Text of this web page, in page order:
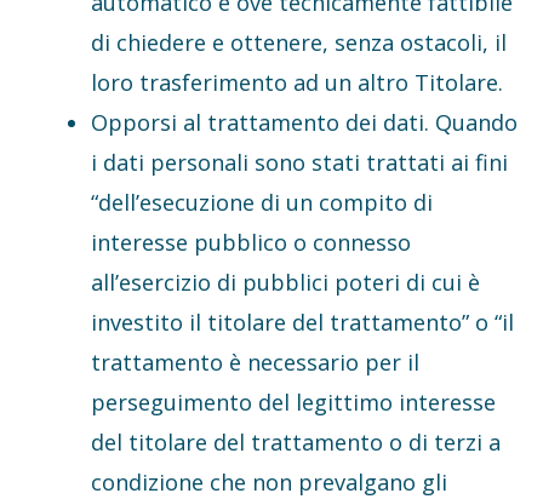
di chiedere e ottenere, senza ostacoli, il
loro trasferimento ad un altro Titolare.
Opporsi al trattamento dei dati. Quando
i dati personali sono stati trattati ai fini
“dell’esecuzione di un compito di
interesse pubblico o connesso
all’esercizio di pubblici poteri di cui è
investito il titolare del trattamento” o “il
trattamento è necessario per il
perseguimento del legittimo interesse
del titolare del trattamento o di terzi a
condizione che non prevalgano gli